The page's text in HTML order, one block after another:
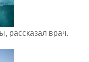
рассказал врач.